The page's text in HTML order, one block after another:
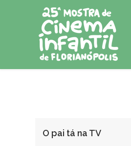
O pai tá na TV